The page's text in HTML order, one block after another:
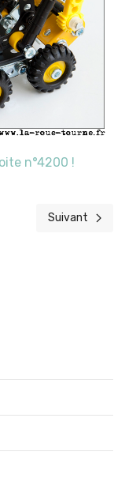
n°4200 !
Article suivant
Suivant